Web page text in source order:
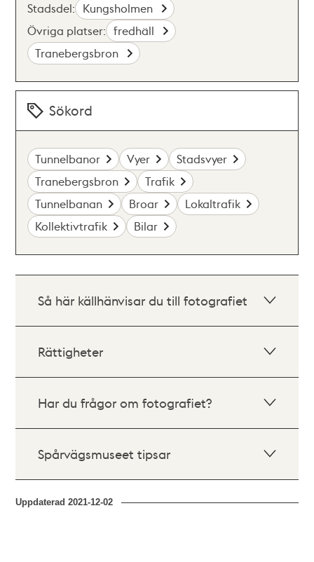
Stadsdel: Kungsholmen
Övriga platser: fredhäll
Tranebergsbron
Sökord
Tunnelbanor Vyer
Stadsvyer
Tranebergsbron
Trafik
Tunnelbanan
Broar
Lokaltrafik
Kollektivtrafik
Bilar
Så här källhänvisar du till fotografiet
Rättigheter
Har du frågor om fotografiet?
Spårvägsmuseet tipsar
Uppdaterad2021-12-02